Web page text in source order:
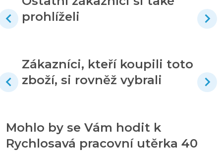
prohlíželi
Zákazníci, kteří koupili toto
zboží, si rovněž vybrali
Mohlo by se Vám hodit k
Rychlosavá pracovní utěrka 40